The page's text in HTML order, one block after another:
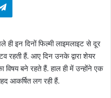
ही इन दिनों फिल्मी लाइमलाइट से दूर
रहती हैं. आए दिन उनके द्वारा शेयर
विषय बने रहते हैं. हाल ही में उन्होंने एक
आकर्षित लग रही हैं.